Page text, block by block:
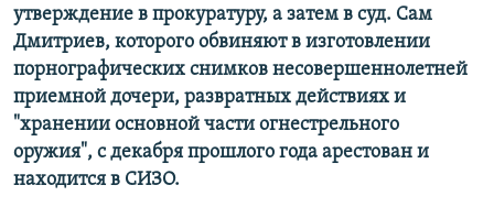
утверждение в прокуратуру, а затем в суд. Сам
Дмитриев, которого обвиняют в изготовлении
порнографических снимков несовершеннолетней
приемной дочери, развратных действиях и
"хранении основной части огнестрельного
оружия", с декабря прошлого года арестован и
находится в СИЗО.